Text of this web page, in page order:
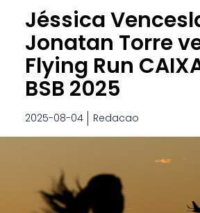
Jéssica
Jonatan Torre
Flying Run
BSB 2025
2025-08-04 Redacao